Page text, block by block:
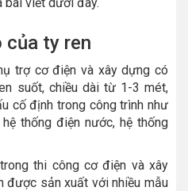
ty ren
trợ cơ điện và xây dựng có
suốt, chiều dài từ 1-3 mét,
cố định trong công trình như
thống điện nước, hệ thống
thi công cơ điện và xây
được sản xuất với nhiều mẫu